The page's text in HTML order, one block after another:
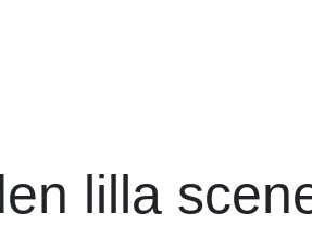
lilla